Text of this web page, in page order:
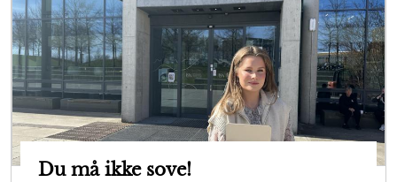
Du må ikke sove!